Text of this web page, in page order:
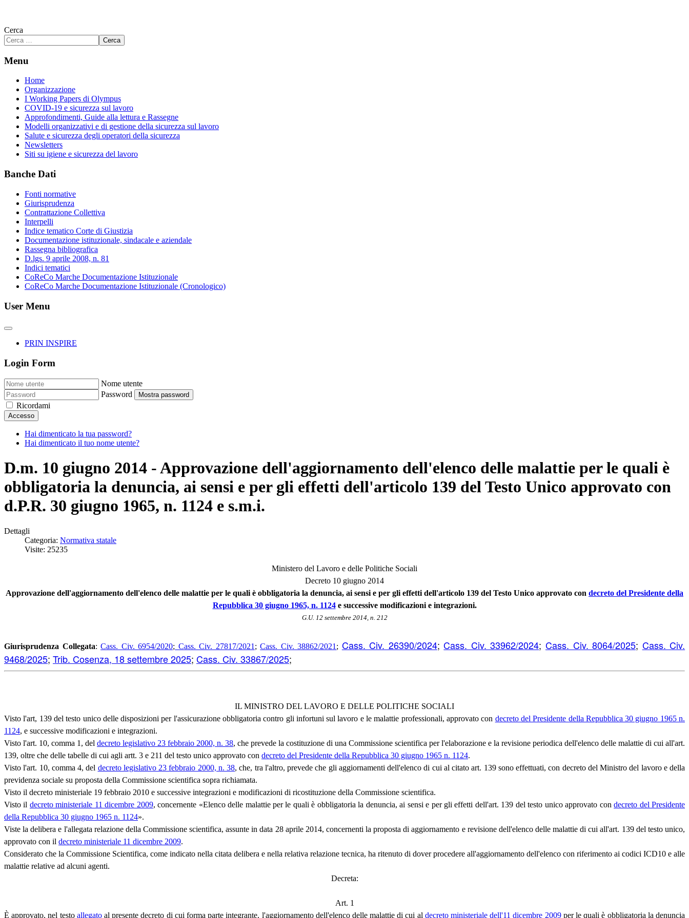
Cerca
Cerca
Menu
Home
Organizzazione
I Working Papers di Olympus
COVID-19 e sicurezza sul lavoro
Approfondimenti, Guide alla lettura e Rassegne
Modelli organizzativi e di gestione della sicurezza sul lavoro
Salute e sicurezza degli operatori della sicurezza
Newsletters
Siti su igiene e sicurezza del lavoro
Banche Dati
Fonti normative
Giurisprudenza
Contrattazione Collettiva
Interpelli
Indice tematico Corte di Giustizia
Documentazione istituzionale, sindacale e aziendale
Rassegna bibliografica
D.lgs. 9 aprile 2008, n. 81
Indici tematici
CoReCo Marche Documentazione Istituzionale
CoReCo Marche Documentazione Istituzionale (Cronologico)
User Menu
PRIN INSPIRE
Login Form
Nome utente
Password
Mostra password
Ricordami
Accesso
Hai dimenticato la tua password?
Hai dimenticato il tuo nome utente?
D.m. 10 giugno 2014 - Approvazione dell'aggiornamento dell'elenco delle malattie per le quali è
obbligatoria la denuncia, ai sensi e per gli effetti dell'articolo 139 del Testo Unico approvato con
d.P.R. 30 giugno 1965, n. 1124 e s.m.i.
Dettagli
Categoria: Normativa statale
Visite: 25235
Ministero del Lavoro e delle Politiche Sociali
Decreto 10 giugno 2014
Approvazione dell'aggiornamento dell'elenco delle malattie per le quali è obbligatoria la denuncia, ai sensi e per gli effetti dell'articolo 139 del Testo Unico approvato con decreto del Presidente della
Repubblica 30 giugno 1965, n. 1124e successive modificazioni e integrazioni.
G.U. 12 settembre 2014, n. 212
Giurisprudenza Collegata:Cass. Civ. 6954/2020; Cass. Civ. 27817/2021 ;Cass. Civ. 38862/2021 ; Cass. Civ. 26390/2024;Cass. Civ. 33962/2024;Cass. Civ. 8064/2025; Cass. Civ.
9468/2025; Trib. Cosenza, 18 settembre 2025; Cass. Civ. 33867/2025;
IL MINISTRO DEL LAVORO E DELLE POLITICHE SOCIALI
Visto l'art, 139 del testo unico delle disposizioni per l'assicurazione obbligatoria contro gli infortuni sul lavoro e le malattie professionali, approvato con decreto del Presidente della Repubblica 30 giugno 1965 n.
1124, e successive modificazioni e integrazioni.
Visto l'art. 10, comma 1, del decreto legislativo 23 febbraio 2000, n. 38, che prevede la costituzione di una Commissione scientifica per l'elaborazione e la revisione periodica dell'elenco delle malattie di cui all'art.
139, oltre che delle tabelle di cui agli artt. 3 e 211 del testo unico approvato con decreto del Presidente della Repubblica 30 giugno 1965 n. 1124.
Visto l'art. 10, comma 4, del decreto legislativo 23 febbraio 2000, n. 38, che, tra l'altro, prevede che gli aggiornamenti dell'elenco di cui al citato art. 139 sono effettuati, con decreto del Ministro del lavoro e della
previdenza sociale su proposta della Commissione scientifica sopra richiamata.
Visto il decreto ministeriale 19 febbraio 2010 e successive integrazioni e modificazioni di ricostituzione della Commissione scientifica.
Visto il decreto ministeriale 11 dicembre 2009, concernente «Elenco delle malattie per le quali è obbligatoria la denuncia, ai sensi e per gli effetti dell'art. 139 del testo unico approvato condecreto del Presidente
della Repubblica 30 giugno 1965 n. 1124».
Viste la delibera e l'allegata relazione della Commissione scientifica, assunte in data 28 aprile 2014, concernenti la proposta di aggiornamento e revisione dell'elenco delle malattie di cui all'art. 139 del testo unico,
approvato con il decreto ministeriale 11 dicembre 2009.
Considerato che la Commissione Scientifica, come indicato nella citata delibera e nella relativa relazione tecnica, ha ritenuto di dover procedere all'aggiornamento dell'elenco con riferimento ai codici ICD10 e alle
malattie relative ad alcuni agenti.
Decreta:
Art. 1
È approvato, nel testo allegatoal presente decreto di cui forma parte integrante, l'aggiornamento dell'elenco delle malattie di cui al decreto ministeriale dell'11 dicembre 2009per le quali è obbligatoria la denuncia